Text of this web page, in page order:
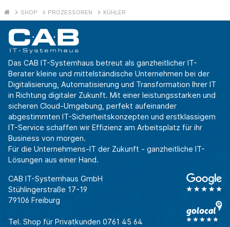
SHOP PROZESSOREN KÜHLER
Das CAB IT-Systemhaus betreut als ganzheitlicher IT-
Berater kleine und mittelständische Unternehmen bei der
Digitalisierung, Automatisierung und Transformation Ihrer IT
in Richtung digitaler Zukunft. Mit einer leistungsstarken und
sicheren Cloud-Umgebung, perfekt aufeinander
abgestimmten IT-Sicherheitskonzepten und erstklassigem
IT-Service schaffen wir Effizienz am Arbeitsplatz für ihr
Business von morgen.
Für die Unternehmens-IT der Zukunft - ganzheitliche IT-
Lösungen aus einer Hand.
CAB IT-Systemhaus GmbH
Stühlingerstraße 17-19
79106 Freiburg
Tel. Shop für Privatkunden 0761 45 64